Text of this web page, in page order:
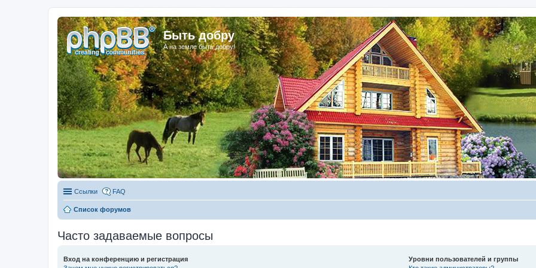
Быть добру
А на земле быть добру!
Ссылки FAQ
Список форумов
Часто задаваемые вопросы
Вход на конференцию и регистрация
Уровни пользователей и группы